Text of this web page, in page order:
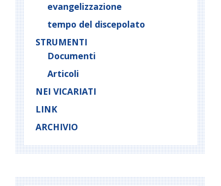
evangelizzazione
tempo del discepolato
STRUMENTI
Documenti
Articoli
NEI VICARIATI
LINK
ARCHIVIO